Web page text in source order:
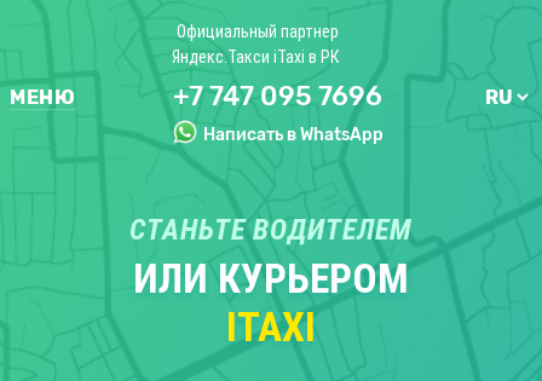
Официальный партнер
Яндекс.Такси iTaxi в РК
МЕНЮ +7 747 095 7696
Написать в WhatsApp
СТАНЬТЕ ВОДИТЕЛЕМ
ИЛИ КУРЬЕРОМ
ITAXI